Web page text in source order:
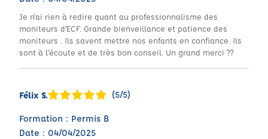
Je n’ai rien à redire quant au professionnalisme des
moniteurs d’ECF. Grande bienveillance et patience des
moniteurs . Ils savent mettre nos enfants en confiance. Ils
sont à l’écoute et de très bon conseil. Un grand merci ??
Félix S. (5/5)
Formation : Permis B
Date : 04/04/2025